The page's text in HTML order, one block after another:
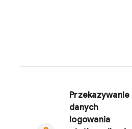
Przekazywanie
danych
logowania